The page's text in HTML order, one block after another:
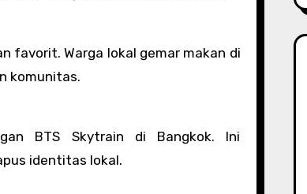
favorit. Warga lokal gemar makan di
komunitas.
BTS Skytrain di Bangkok. Ini
identitas lokal.